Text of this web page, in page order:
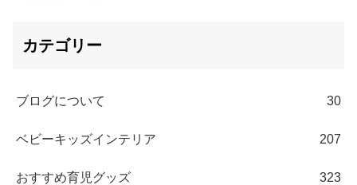
カテゴリー
ブログについて 30
ベビーキッズインテリア 207
おすすめ育児グッズ 323